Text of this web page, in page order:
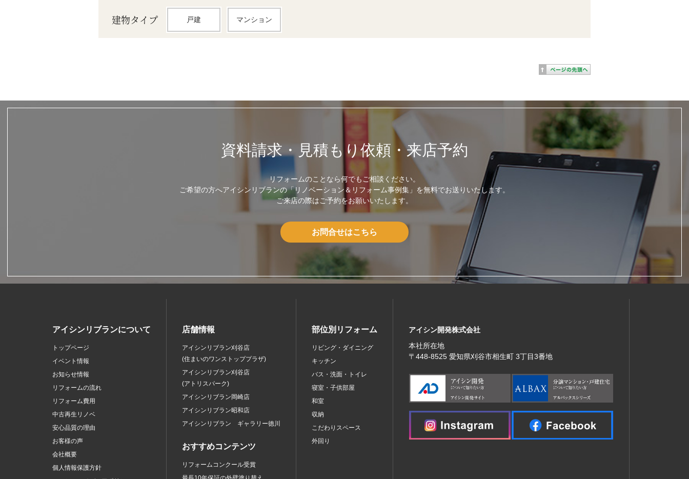
建物タイプ 戸建 マンション
資料請求・見積もり依頼・来店予約
リフォームのことなら何でもご相談ください。
ご希望の方へアイシンリブランの「リノベーション＆リフォーム事例集」を無料でお送りいたします。
ご来店の際はご予約をお願いいたします。
お問合せはこちら
アイシンリブランについて
トップページ
イベント情報
お知らせ情報
リフォームの流れ
リフォーム費用
中古再生リノベ
安心品質の理由
お客様の声
会社概要
個人情報保護方針
店舗情報
アイシンリブラン刈谷店
(住まいのワンストッププラザ)
アイシンリブラン刈谷店
(アトリスパーク)
アイシンリブラン岡崎店
アイシンリブラン昭和店
アイシンリブラン ギャラリー徳川
おすすめコンテンツ
リフォームコンクール受賞
部位別リフォーム
リビング・ダイニング
キッチン
バス・洗面・トイレ
寝室・子供部屋
和室
収納
こだわりスペース
外回り
アイシン開発株式会社
本社所在地
〒448‐8525 愛知県刈谷市相生町 3丁目3番地